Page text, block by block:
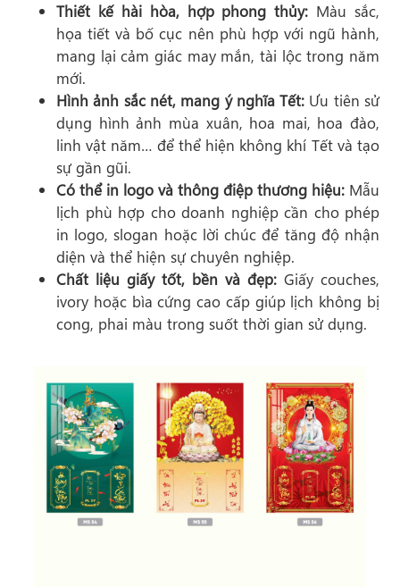
Thiết kế hài hòa, hợp phong thủy: Màu sắc,
họa tiết và bố cục nên phù hợp với ngũ hành,
mang lại cảm giác may mắn, tài lộc trong năm
mới.
Hình ảnh sắc nét, mang ý nghĩa Tết: Ưu tiên sử
dụng hình ảnh mùa xuân, hoa mai, hoa đào,
linh vật năm… để thể hiện không khí Tết và tạo
sự gần gũi.
Có thể in logo và thông điệp thương hiệu: Mẫu
lịch phù hợp cho doanh nghiệp cần cho phép
in logo, slogan hoặc lời chúc để tăng độ nhận
diện và thể hiện sự chuyên nghiệp.
Chất liệu giấy tốt, bền và đẹp: Giấy couches,
ivory hoặc bìa cứng cao cấp giúp lịch không bị
cong, phai màu trong suốt thời gian sử dụng.